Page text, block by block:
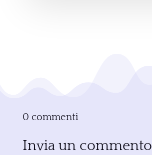
0 commenti
Invia un commento